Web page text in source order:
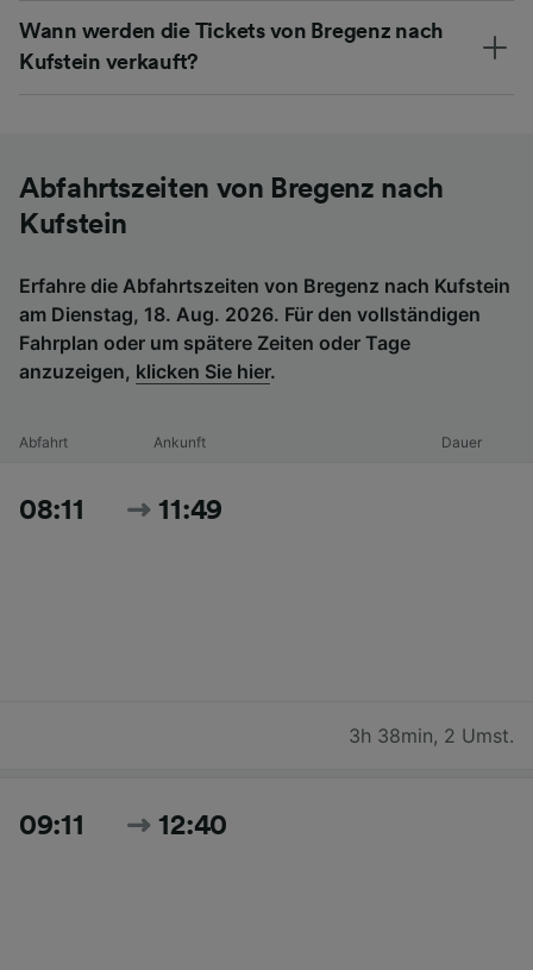
Wann werden die Tickets von Bregenz nach
Kufstein verkauft?
Abfahrtszeiten von Bregenz nach
Kufstein
Erfahre die Abfahrtszeiten von Bregenz nach Kufstein
am Dienstag, 18. Aug. 2026. Für den vollständigen
Fahrplan oder um spätere Zeiten oder Tage
anzuzeigen, klicken Sie hier.
Abfahrt Ankunft Dauer
08:11 11:49
3h 38min, 2 Umst.
09:11 12:40